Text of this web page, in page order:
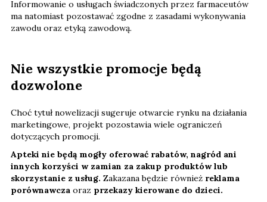
Informowanie o usługach świadczonych przez farmaceutów
ma natomiast pozostawać zgodne z zasadami wykonywania
zawodu oraz etyką zawodową.
Nie wszystkie promocje będą
dozwolone
Choć tytuł nowelizacji sugeruje otwarcie rynku na działania
marketingowe, projekt pozostawia wiele ograniczeń
dotyczących promocji.
Apteki nie będą mogły oferować rabatów, nagród ani
innych korzyści w zamian za zakup produktów lub
skorzystanie z usług. Zakazana będzie również reklama
porównawcza oraz przekazy kierowane do dzieci.